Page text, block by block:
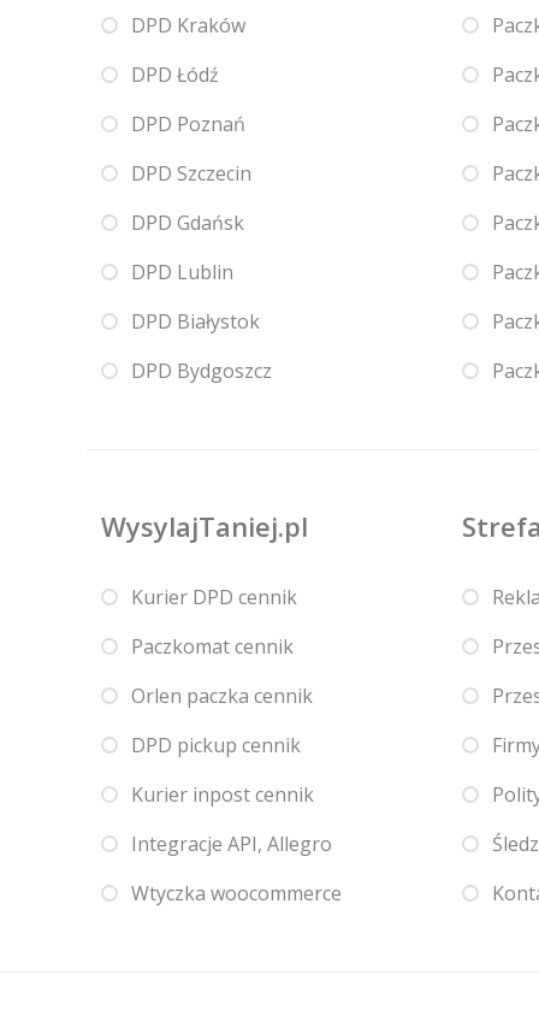
DPD Kraków
DPD Łódź
DPD Poznań
DPD Szczecin
DPD Gdańsk
DPD Lublin
DPD Białystok
DPD Bydgoszcz
WysylajTaniej.pl
Kurier DPD cennik
Paczkomat cennik
Orlen paczka cennik
DPD pickup cennik
Kurier inpost cennik
Integracje API, Allegro
Wtyczka woocommerce